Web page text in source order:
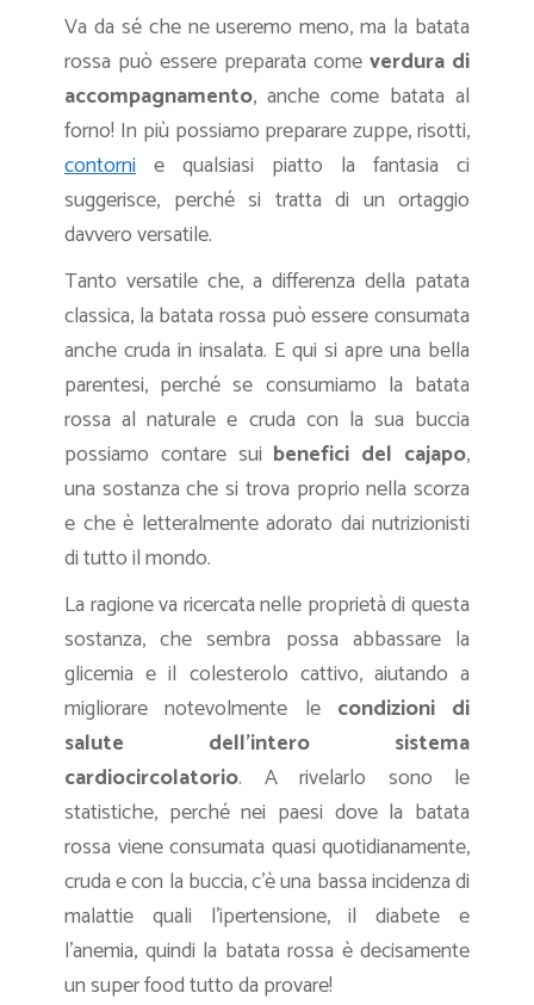
Va da sé che ne useremo meno, ma la batata
rossa può essere preparata come verdura di
accompagnamento, anche come batata al
forno! In più possiamo preparare zuppe, risotti,
contorni e qualsiasi piatto la fantasia ci
suggerisce, perché si tratta di un ortaggio
davvero versatile.
Tanto versatile che, a differenza della patata
classica, la batata rossa può essere consumata
anche cruda in insalata. E qui si apre una bella
parentesi, perché se consumiamo la batata
rossa al naturale e cruda con la sua buccia
possiamo contare sui benefici del cajapo,
una sostanza che si trova proprio nella scorza
e che è letteralmente adorato dai nutrizionisti
di tutto il mondo.
La ragione va ricercata nelle proprietà di questa
sostanza, che sembra possa abbassare la
glicemia e il colesterolo cattivo, aiutando a
migliorare notevolmente le condizioni di
salute dell’intero sistema
cardiocircolatorio. A rivelarlo sono le
statistiche, perché nei paesi dove la batata
rossa viene consumata quasi quotidianamente,
cruda e con la buccia, c’è una bassa incidenza di
malattie quali l’ipertensione, il diabete e
l’anemia, quindi la batata rossa è decisamente
un super food tutto da provare!